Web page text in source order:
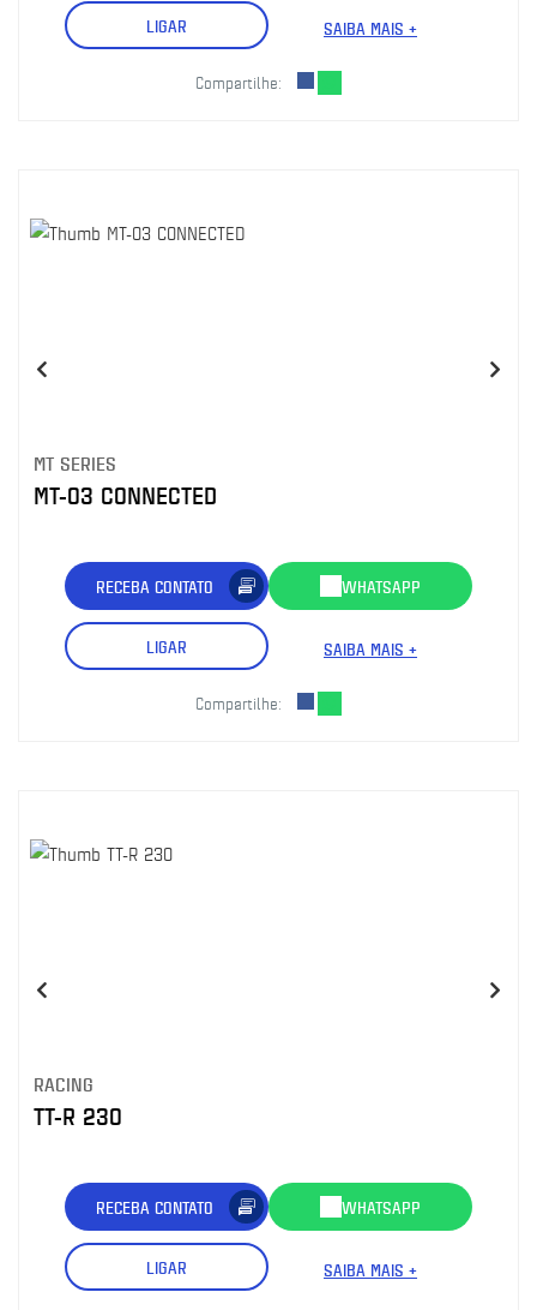
LIGAR SAIBA MAIS +
Compartilhe:
MT SERIES
MT-03 CONNECTED
RECEBA CONTATO WHATSAPP
LIGAR SAIBA MAIS +
Compartilhe:
RACING
TT-R 230
RECEBA CONTATO WHATSAPP
LIGAR SAIBA MAIS +